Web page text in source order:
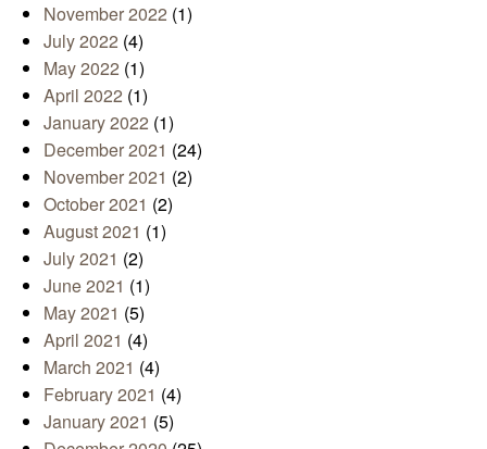
November 2022 (1)
July 2022 (4)
May 2022 (1)
April 2022 (1)
January 2022 (1)
December 2021 (24)
November 2021 (2)
October 2021 (2)
August 2021 (1)
July 2021 (2)
June 2021 (1)
May 2021 (5)
April 2021 (4)
March 2021 (4)
February 2021 (4)
January 2021 (5)